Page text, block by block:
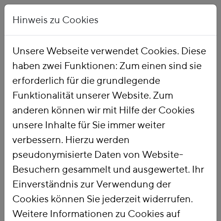
Startseite Publikationen
434 Treffer: Datum
71.Das Potential der bergrechtlichen
Förderabgabe für Ressourcenschutz und
Länderfinanzen
Obwohl Deutschland bei weitem kein rohstoffarmes
Land ist, sondern sich zu zwei Dritteln selber mit Rohstoffen
versorgt, ist das Aufkommen aus der Förderabgabe in den
meisten Bundesländern aufgrund…
Hinweis zu Cookies
Unsere Webseite verwendet Cookies. Diese
haben zwei Funktionen: Zum einen sind sie
erforderlich für die grundlegende
Funktionalität unserer Website. Zum
anderen können wir mit Hilfe der Cookies
unsere Inhalte für Sie immer weiter
verbessern. Hierzu werden
pseudonymisierte Daten von Website-
Besuchern gesammelt und ausgewertet. Ihr
Einverständnis zur Verwendung der
Cookies können Sie jederzeit widerrufen.
Weitere Informationen zu Cookies auf